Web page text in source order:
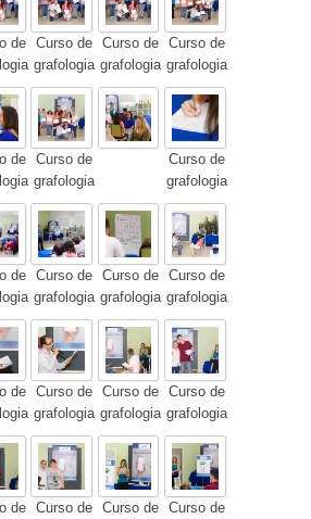
de
Curso de
grafologia
Curso de
grafologia
Curso de
grafologia
de
Curso de
grafologia
Curso de
grafologia
de
Curso de
grafologia
Curso de
grafologia
Curso de
grafologia
de
Curso de
grafologia
Curso de
grafologia
Curso de
grafologia
de
Curso de
Curso de
Curso de